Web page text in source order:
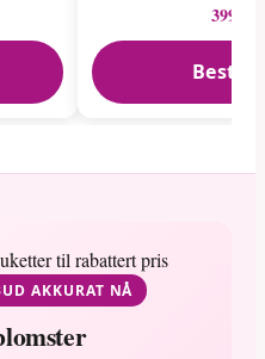
399 kr
Bestill
AKKURAT NÅ